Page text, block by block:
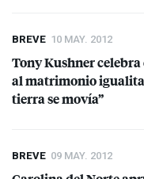
BREVE 10 MAY. 2012
Tony Kushner celebra
al matrimonio
tierra se movía”
BREVE 09 MAY. 2012